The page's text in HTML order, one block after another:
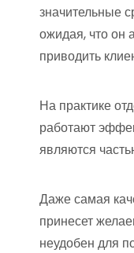
значительные
ожидая, что он
приводить
На практике
работают
являются
Даже самая
принесет
неудобен для